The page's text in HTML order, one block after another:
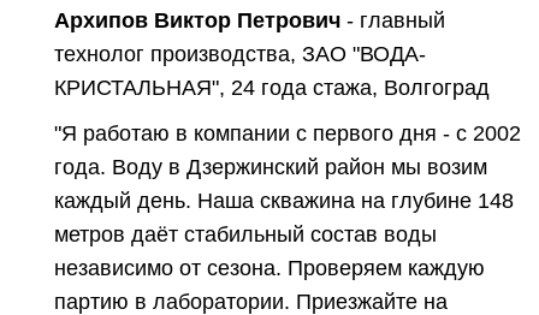
Архипов Виктор Петрович - главный
технолог производства, ЗАО "ВОДА-
КРИСТАЛЬНАЯ", 24 года стажа, Волгоград
"Я работаю в компании с первого дня - с 2002
года. Воду в Дзержинский район мы возим
каждый день. Наша скважина на глубине 148
метров даёт стабильный состав воды
независимо от сезона. Проверяем каждую
партию в лаборатории. Приезжайте на